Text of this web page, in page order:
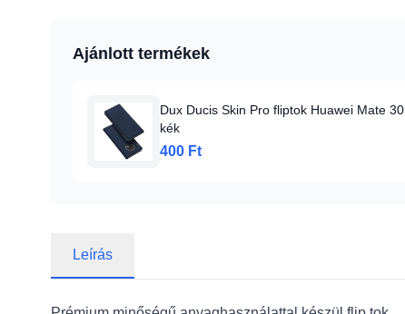
Ajánlott termékek
Dux Ducis Skin Pro fliptok Huawei Mate 30
kék
400 Ft
Leírás